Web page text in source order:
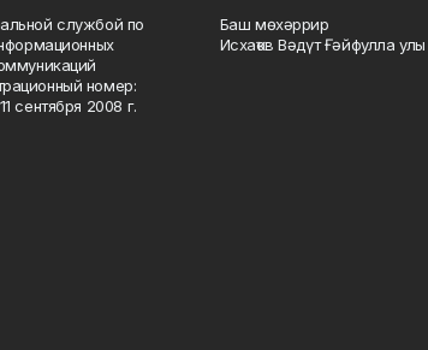
службой по
номер:
сентября 2008 г.
Баш мөхәррир
Исхаҡов Вәдүт Ғәйфулла улы